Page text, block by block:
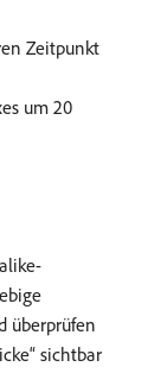
Zeitpunkt
um 20
überprüfen
sichtbar